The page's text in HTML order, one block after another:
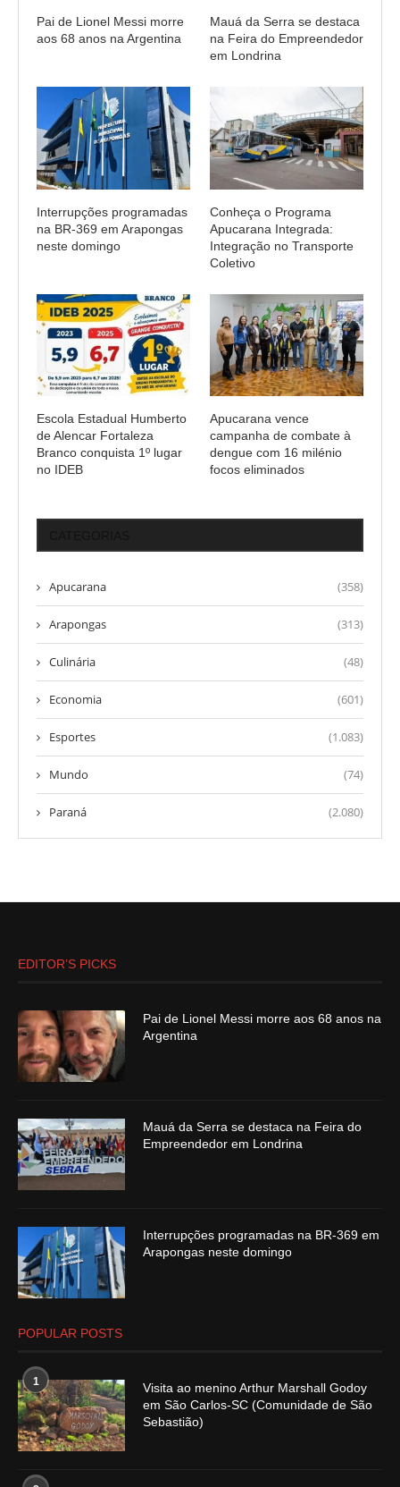
Pai de Lionel Messi morre
aos 68 anos na Argentina
Mauá da Serra se destaca
na Feira do Empreendedor
em Londrina
Interrupções programadas
na BR-369 em Arapongas
neste domingo
Conheça o Programa
Apucarana Integrada:
Integração no Transporte
Coletivo
Escola Estadual Humberto
de Alencar Fortaleza
Branco conquista 1º lugar
no IDEB
Apucarana vence
campanha de combate à
dengue com 16 milénio
focos eliminados
Apucarana (358)
Arapongas (313)
Culinária (48)
Economia (601)
Esportes (1.083)
Mundo (74)
Paraná (2.080)
EDITOR’S PICKS
Pai de Lionel Messi morre aos 68 anos na
Argentina
Mauá da Serra se destaca na Feira do
Empreendedor em Londrina
Interrupções programadas na BR-369 em
Arapongas neste domingo
POPULAR POSTS
1
Visita ao menino Arthur Marshall Godoy
em São Carlos-SC (Comunidade de São
Sebastião)